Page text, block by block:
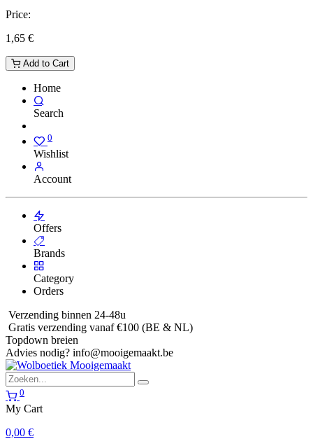
Price:
1,65 €
Add to Cart
Home
Search
0
Wishlist
Account
Offers
Brands
Category
Orders
Verzending binnen 24-48u
Gratis verzending vanaf €100 (BE & NL)
Topdown breien
Advies nodig? info@mooigemaakt.be
0
My Cart
0,00 €